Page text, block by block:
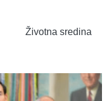
Životna sredina